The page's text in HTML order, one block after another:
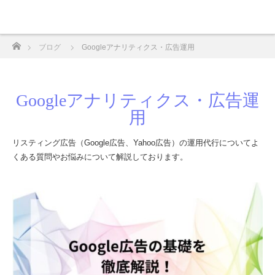
ブログ Googleアナリティクス・広告運用
Googleアナリティクス・広告運
用
リスティング広告（Google広告、Yahoo広告）の運用代行についてよ
くある質問やお悩みについて解説しております。